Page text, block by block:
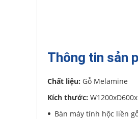
Thông tin sản
Chất liệu: Gỗ Melamine
Kích thước:
Bàn máy tính hộc liền